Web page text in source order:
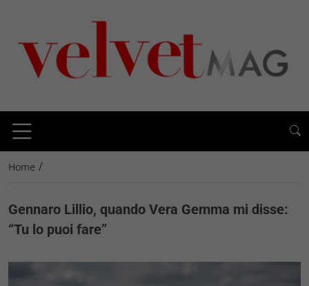
Home /
Gennaro Lillio, quando Vera Gemma mi disse:
“Tu lo puoi fare”